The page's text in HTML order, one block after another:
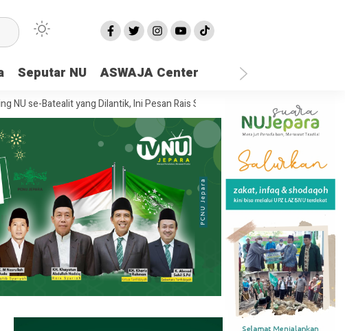
Seputar NU ASWAJA Center
yang Dilantik, Ini Pesan Rais Syuriah PCNU Jepara Ketika Semua